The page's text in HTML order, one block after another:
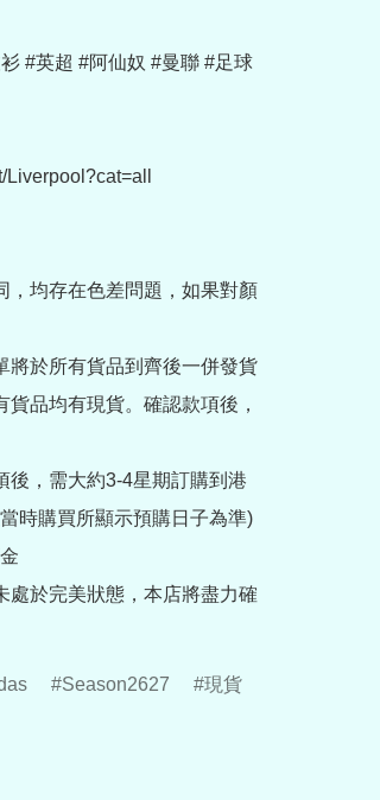
#英超 #阿仙奴 #曼聯 #足球
，均存在色差問題，如果對顏
將於所有貨品到齊後一併發貨
品均有現貨。確認款項後，
後，需大約3-4星期訂購到港
時購買所顯示預購日子為準)
處於完美狀態，本店將盡力確
Season2627 現貨